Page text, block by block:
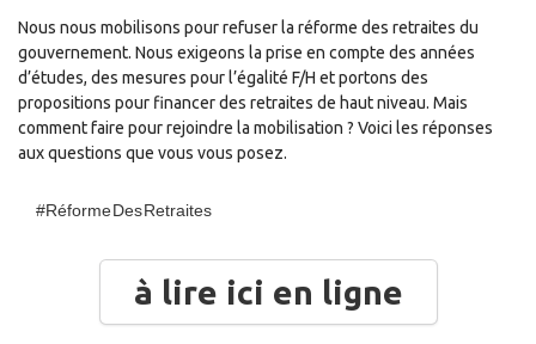
on
Facebook
on
LinkedIn
on
Twitter
on
WhatsApp
on
Email
Nous nous mobilisons pour refuser la réforme des retraites du
gouvernement. Nous exigeons la prise en compte des années
d’études, des mesures pour l’égalité F/H et portons des
propositions pour financer des retraites de haut niveau. Mais
comment faire pour rejoindre la mobilisation ? Voici les réponses
aux questions que vous vous posez.
#Réforme Des Retraites
à lire ici en ligne